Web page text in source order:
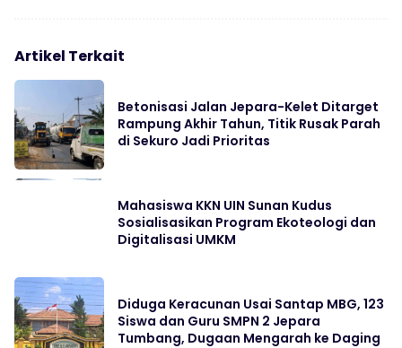
Artikel Terkait
Betonisasi Jalan Jepara-Kelet Ditarget
Rampung Akhir Tahun, Titik Rusak Parah
di Sekuro Jadi Prioritas
Mahasiswa KKN UIN Sunan Kudus
Sosialisasikan Program Ekoteologi dan
Digitalisasi UMKM
Diduga Keracunan Usai Santap MBG, 123
Siswa dan Guru SMPN 2 Jepara
Tumbang, Dugaan Mengarah ke Daging